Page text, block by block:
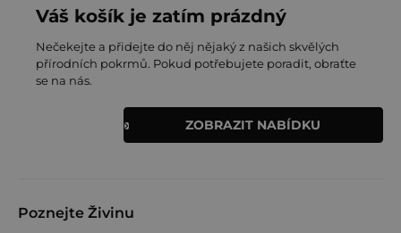
Váš košík je zatím prázdný
Nečekejte a přidejte do něj nějaký z našich skvělých
přírodních pokrmů. Pokud potřebujete poradit, obraťte
se na nás.
ZOBRAZIT NABÍDKU
Poznejte Živinu